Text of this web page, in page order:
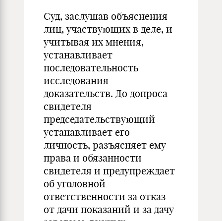
Суд, заслушав объяснения
лиц, участвующих в деле, и
учитывая их мнения,
устанавливает
последовательность
исследования
доказательств. До допроса
свидетеля
председательствующий
устанавливает его
личность, разъясняет ему
права и обязанности
свидетеля и предупреждает
об уголовной
ответственности за отказ
от дачи показаний и за дачу